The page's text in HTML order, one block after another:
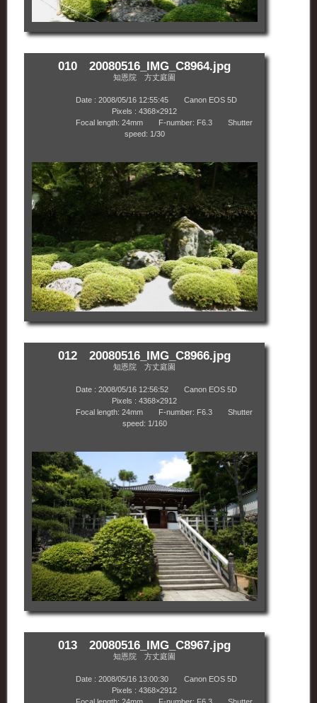
010 20080516_IMG_C8964.jpg
知恩院 方丈庭園
Date : 2008/05/16 12:55:45 Canon EOS 5D
Pixels : 4368×2912
Focal length: 24mm F-number: F6.3 Shutter
speed: 1/30
012 20080516_IMG_C8966.jpg
知恩院 方丈庭園
Date : 2008/05/16 12:56:52 Canon EOS 5D
Pixels : 4368×2912
Focal length: 24mm F-number: F6.3 Shutter
speed: 1/160
013 20080516_IMG_C8967.jpg
知恩院 方丈庭園
Date : 2008/05/16 13:00:30 Canon EOS 5D
Pixels : 4368×2912